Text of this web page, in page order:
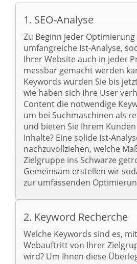
1. SEO-Analyse
Zu Beginn jeder
umfangreiche Ist-Analyse,
Ihrer Website auch in jeder
messbar gemacht werden
Keywords wurden Sie bis
wie haben sich Ihre User
Content die notwendige
um bei Suchmaschinen als
und bieten Sie Ihrem
Inhalte? Eine solide Ist-
nachzuvollziehen, welche
Zielgruppe ins Schwarze
Gemeinsam erstellen wir
zur umfassenden
2. Keyword Recherche
Welche Keywords sind es,
Webauftritt von Ihrer
wird? Um Ihnen diese